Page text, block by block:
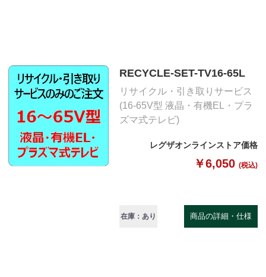
RECYCLE-SET-TV16-65L
リサイクル・引き取りサービス
(16-65V型 液晶・有機EL・プラ
ズマ式テレビ)
レグザオンラインストア価格
￥6,050 (税込)
在庫：あり 商品の詳細・仕様